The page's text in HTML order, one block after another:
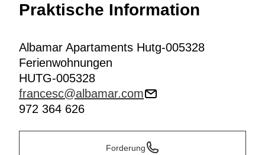
Praktische Information
Albamar Apartaments Hutg-005328
Ferienwohnungen
HUTG-005328
francesc@albamar.com
972 364 626
Forderung